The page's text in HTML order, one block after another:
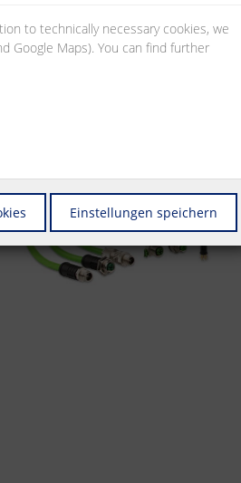
っています。また国際規格にも準じて
to technically necessary cookies, we
Google Maps). You can find further
Einstellungen speichern